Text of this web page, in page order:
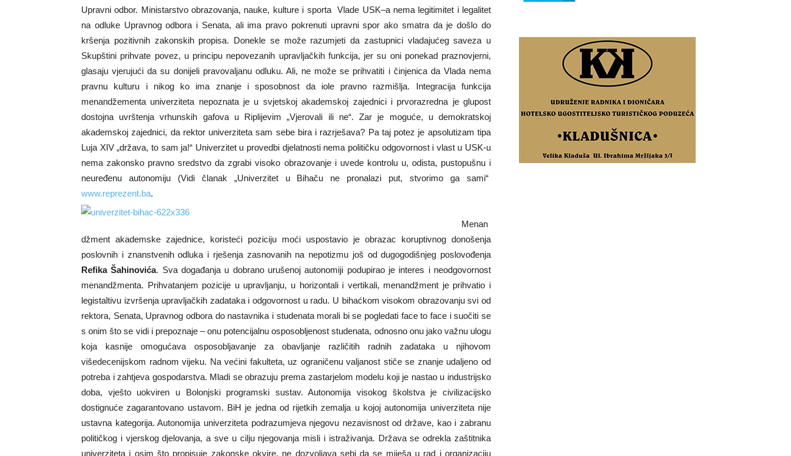
Upravni odbor. Ministarstvo obrazovanja, nauke, kulture i sporta Vlade USK–a nema legitimitet i legalitet
na odluke Upravnog odbora i Senata, ali ima pravo pokrenuti upravni spor ako smatra da je došlo do
kršenja pozitivnih zakonskih propisa. Donekle se može razumjeti da zastupnici vladajućeg saveza u
Skupštini prihvate povez, u principu nepovezanih upravljačkih funkcija, jer su oni ponekad praznovjerni,
glasaju vjerujući da su donijeli pravovaljanu odluku. Ali, ne može se prihvatiti i činjenica da Vlada nema
pravnu kulturu i nikog ko ima znanje i sposobnost da iole pravno razmišlja. Integracija funkcija
menandžementa univerziteta nepoznata je u svjetskoj akademskoj zajednici i prvorazredna je glupost
dostojna uvrštenja vrhunskih gafova u Riplijevim „Vjerovali ili ne“. Zar je moguće, u demokratskoj
akademskoj zajednici, da rektor univerziteta sam sebe bira i razrješava? Pa taj potez je apsolutizam tipa
Luja XIV „država, to sam ja!“ Univerzitet u provedbi djelatnosti nema političku odgovornost i vlast u USK-u
nema zakonsko pravno sredstvo da zgrabi visoko obrazovanje i uvede kontrolu u, odista, pustopušnu i
neuređenu autonomiju (Vidi članak „Univerzitet u Bihaču ne pronalazi put, stvorimo ga sami“
www.reprezent.ba.
Menan
džment akademske zajednice, koristeći poziciju moći uspostavio je obrazac koruptivnog donošenja
poslovnih i znanstvenih odluka i rješenja zasnovanih na nepotizmu još od dugogodišnjeg poslovođenja
Refika Šahinovića. Sva događanja u dobrano urušenoj autonomiji podupirao je interes i neodgovornost
menandžmenta. Prihvatanjem pozicije u upravljanju, u horizontali i vertikali, menandžment je prihvatio i
legistaltivu izvršenja upravljačkih zadataka i odgovornost u radu. U bihaćkom visokom obrazovanju svi od
rektora, Senata, Upravnog odbora do nastavnika i studenata morali bi se pogledati face to face i suočiti se
s onim što se vidi i prepoznaje – onu potencijalnu osposobljenost studenata, odnosno onu jako važnu ulogu
koja kasnije omogućava osposobljavanje za obavljanje različitih radnih zadataka u njihovom
višedecenijskom radnom vijeku. Na većini fakulteta, uz ograničenu valjanost stiče se znanje udaljeno od
potreba i zahtjeva gospodarstva. Mladi se obrazuju prema zastarjelom modelu koji je nastao u industrijsko
doba, vješto uokviren u Bolonjski programski sustav. Autonomija visokog školstva je civilizacijsko
dostignuće zagarantovano ustavom. BiH je jedna od rijetkih zemalja u kojoj autonomija univerziteta nije
ustavna kategorija. Autonomija univerziteta podrazumjeva njegovu nezavisnost od države, kao i zabranu
političkog i vjerskog djelovanja, a sve u cilju njegovanja misli i istraživanja. Država se odrekla zaštitnika
univerziteta i osim što propisuje zakonske okvire, ne dozvoljava sebi da se miješa u rad i organizaciju